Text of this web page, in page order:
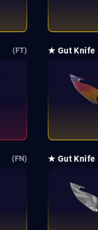
(FT) ★ Gut Knife
(FN) ★ Gut Knife